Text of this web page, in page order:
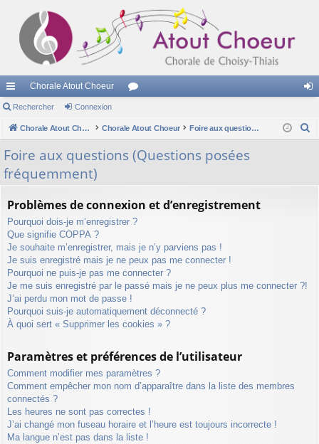
cc
ès
ra
pi
Chorale Atout Choeur
u
m
ne
Rechercher Connexion
Chorale Atout Choeur Chorale Atout Choeur Foire aux questions (Questions posées fréquemment)
Foire aux questions (Questions posées
fréquemment)
Problèmes de connexion et d’enregistrement
Pourquoi dois-je m’enregistrer ?
Que signifie COPPA ?
Je souhaite m’enregistrer, mais je n’y parviens pas !
Je suis enregistré mais je ne peux pas me connecter !
Pourquoi ne puis-je pas me connecter ?
Je me suis enregistré par le passé mais je ne peux plus me connecter ?!
J’ai perdu mon mot de passe !
Pourquoi suis-je automatiquement déconnecté ?
À quoi sert « Supprimer les cookies » ?
Paramètres et préférences de l’utilisateur
Comment modifier mes paramètres ?
Comment empêcher mon nom d’apparaître dans la liste des membres
connectés ?
Les heures ne sont pas correctes !
J’ai changé mon fuseau horaire et l’heure est toujours incorrecte !
Ma langue n’est pas dans la liste !